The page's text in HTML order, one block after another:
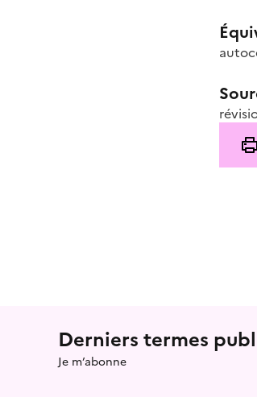
Menu prefooter
Derniers termes
Je m’abonne